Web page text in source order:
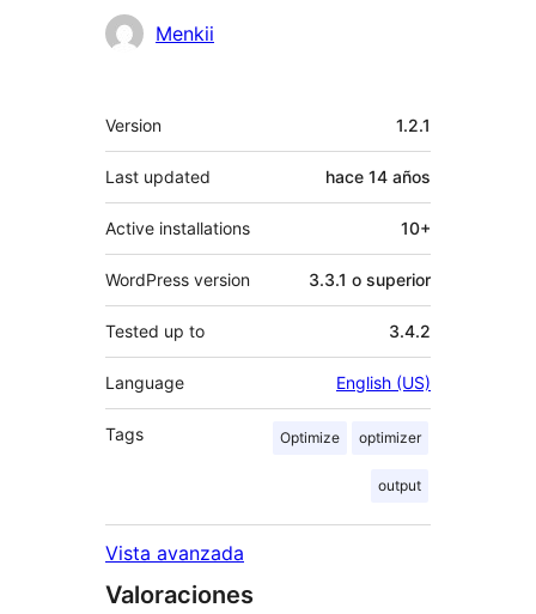
Colaboradores
Menkii
Meta
Version 1.2.1
Last updated hace 14 años
Active installations 10+
WordPress version 3.3.1 o superior
Tested up to 3.4.2
Language English (US)
Tags Optimize optimizer
output
Vista avanzada
Valoraciones